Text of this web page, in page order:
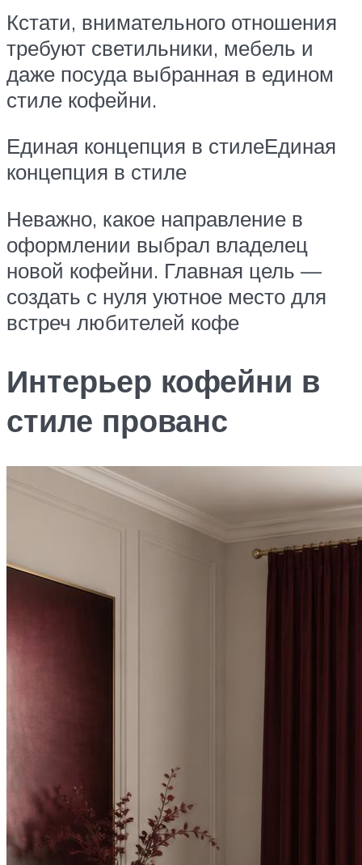
Кстати, внимательного отношения
требуют светильники, мебель и
даже посуда выбранная в едином
стиле кофейни.
Единая концепция в стилеЕдиная
концепция в стиле
Неважно, какое направление в
оформлении выбрал владелец
новой кофейни. Главная цель —
создать с нуля уютное место для
встреч любителей кофе
Интерьер кофейни в
стиле прованс